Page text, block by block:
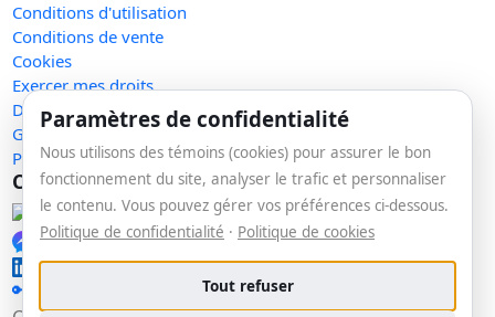
Conditions d'utilisation
Conditions de vente
Cookies
Exercer mes droits
Demande de retrait
Gérer les témoins
Plan du site
Communauté
Facebook
Messenger
LinkedIn
🔑 Se connecter
Paramètres de confidentialité
Nous utilisons des témoins (cookies) pour assurer le bon
fonctionnement du site, analyser le trafic et personnaliser
le contenu. Vous pouvez gérer vos préférences ci-dessous.
Politique de confidentialité · Politique de cookies
Tout refuser